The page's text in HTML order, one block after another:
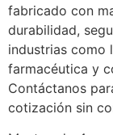
fabricado con
durabilidad,
industrias como
farmacéutica y
Contáctanos
cotización sin